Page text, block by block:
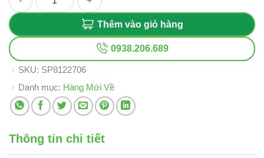
Thêm vào giỏ hàng
0938.206.689
SKU: SP8122706
Danh mục: Hàng Mới Về
Thông tin chi tiết